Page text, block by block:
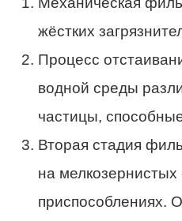
жёстких
Процесс
водной среды
частицы,
Вторая стадия
на
приспособлениях.